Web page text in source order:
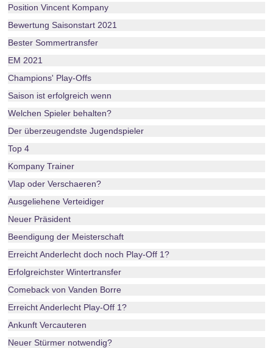
Position Vincent Kompany
Bewertung Saisonstart 2021
Bester Sommertransfer
EM 2021
Champions' Play-Offs
Saison ist erfolgreich wenn
Welchen Spieler behalten?
Der überzeugendste Jugendspieler
Top 4
Kompany Trainer
Vlap oder Verschaeren?
Ausgeliehene Verteidiger
Neuer Präsident
Beendigung der Meisterschaft
Erreicht Anderlecht doch noch Play-Off 1?
Erfolgreichster Wintertransfer
Comeback von Vanden Borre
Erreicht Anderlecht Play-Off 1?
Ankunft Vercauteren
Neuer Stürmer notwendig?